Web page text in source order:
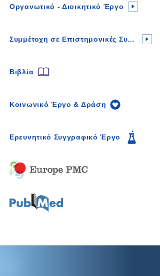
Οργανωτικό - Διοικητικό Έργο
Συμμέτοχη σε Επιστημονικές Συναντήσεις
Βιβλία
Κοινωνικό Έργο & Δράση
Ερευνητικό Συγγραφικό Έργο